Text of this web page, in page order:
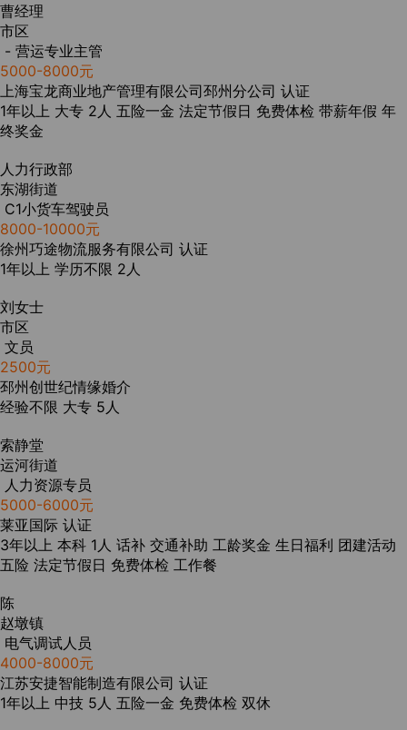
曹经理
市区
- 营运专业主管
5000-8000元
上海宝龙商业地产管理有限公司邳州分公司 认证
1年以上 大专 2人 五险一金 法定节假日 免费体检 带薪年假 年
终奖金
人力行政部
东湖街道
C1小货车驾驶员
8000-10000元
徐州巧途物流服务有限公司 认证
1年以上 学历不限 2人
刘女士
市区
文员
2500元
邳州创世纪情缘婚介
经验不限 大专 5人
索静堂
运河街道
人力资源专员
5000-6000元
莱亚国际 认证
3年以上 本科 1人 话补 交通补助 工龄奖金 生日福利 团建活动
五险 法定节假日 免费体检 工作餐
陈
赵墩镇
电气调试人员
4000-8000元
江苏安捷智能制造有限公司 认证
1年以上 中技 5人 五险一金 免费体检 双休